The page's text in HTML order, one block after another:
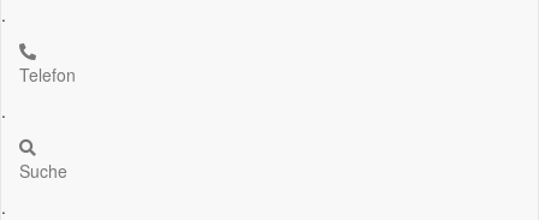
.
Telefon
.
Suche
.